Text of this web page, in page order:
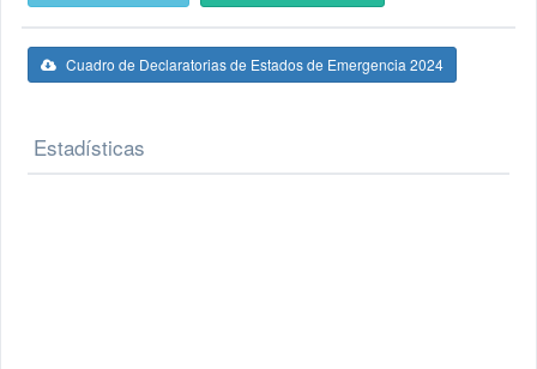
Cuadro de Declaratorias de Estados de Emergencia 2024
Estadísticas